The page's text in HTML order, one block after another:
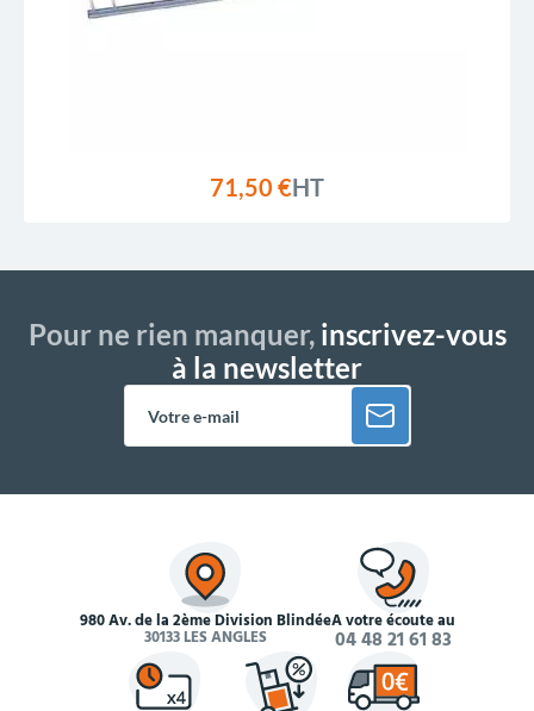
71,50 €HT
Pour ne rien manquer,inscrivez-vous
à la newsletter
980 Av. de la 2ème Division Blindée
30133 LES ANGLES
À votre écoute au
04 48 21 61 83